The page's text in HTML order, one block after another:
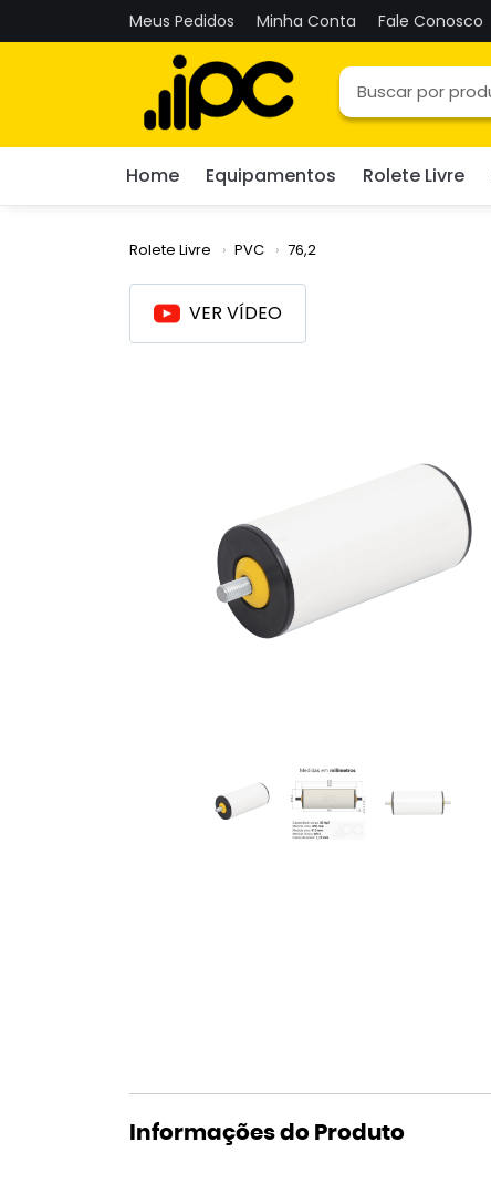
Meus Pedidos Minha Conta Fale Conosco
Home Equipamentos Rolete Livre
Rolete Livre PVC 76,2
VER VÍDEO
Informações do Produto